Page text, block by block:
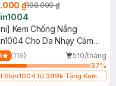
₫198.000 ₫
Kem Chống Nắng
Cho Da Nhạy Cảm
50+ 20ml
(119)
510/tháng
37%
Skin1004 từ 399k Tặng Kem